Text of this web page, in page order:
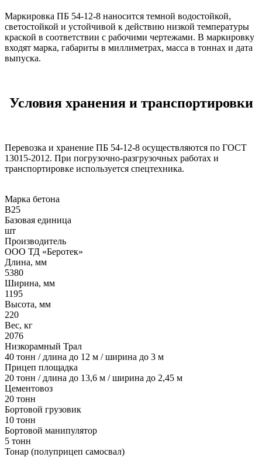
Маркировка ПБ 54-12-8 наносится темной водостойкой,
светостойкой и устойчивой к действию низкой температуры
краской в соответствии с рабочими чертежами. В маркировку
входят марка, габариты в миллиметрах, масса в тоннах и дата
выпуска.
Условия хранения и транспортировки
Перевозка и хранение ПБ 54-12-8 осуществляются по ГОСТ
13015-2012. При погрузочно-разгрузочных работах и
транспортировке используется спецтехника.
Марка бетона
B25
Базовая единица
шт
Производитель
ООО ТД «Беротек»
Длина, мм
5380
Ширина, мм
1195
Высота, мм
220
Вес, кг
2076
Низкорамный Трал
40 тонн / длина до 12 м / ширина до 3 м
Прицеп площадка
20 тонн / длина до 13,6 м / ширина до 2,45 м
Цементовоз
20 тонн
Бортовой грузовик
10 тонн
Бортовой манипулятор
5 тонн
Тонар (полуприцеп самосвал)